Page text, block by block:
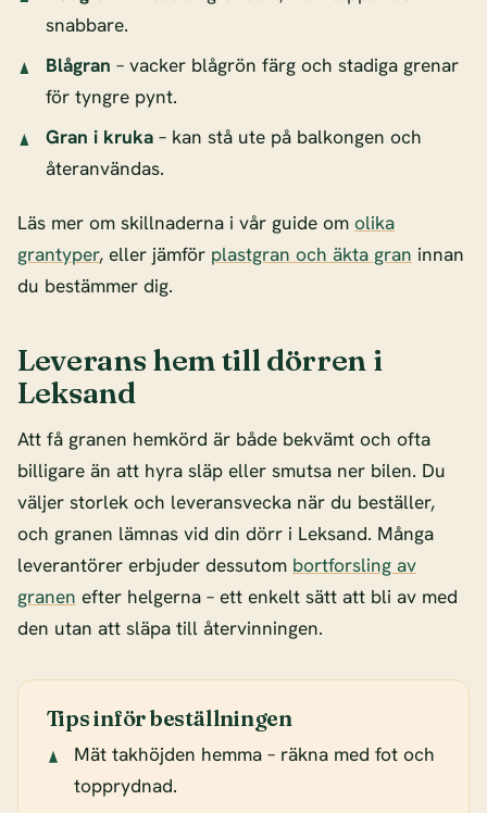
snabbare.
Blågran – vacker blågrön färg och stadiga grenar
för tyngre pynt.
Gran i kruka– kan stå ute på balkongen och
återanvändas.
Läs mer om skillnaderna i vår guide om olika
grantyper, eller jämför plastgran och äkta gran innan
du bestämmer dig.
Leverans hem till dörren i
Leksand
Att få granen hemkörd är både bekvämt och ofta
billigare än att hyra släp eller smutsa ner bilen. Du
väljer storlek och leveransvecka när du beställer,
och granen lämnas vid din dörr i Leksand. Många
leverantörer erbjuder dessutom bortforsling av
granen efter helgerna – ett enkelt sätt att bli av med
den utan att släpa till återvinningen.
Tips inför beställningen
Mät takhöjden hemma – räkna med fot och
topprydnad.